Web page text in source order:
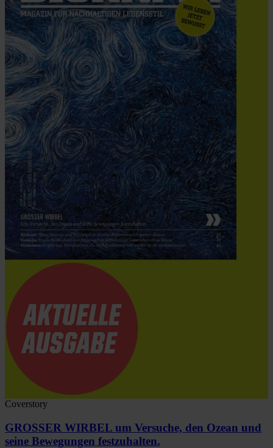
Coverstory
GROSSER WIRBEL um Versuche, den Ozean und
seine Bewegungen festzuhalten.